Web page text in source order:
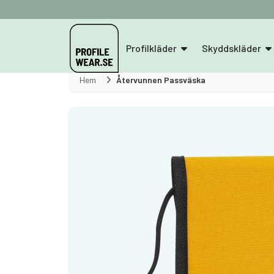
Profilkläder Skyddskläder
Hem Återvunnen Passväska